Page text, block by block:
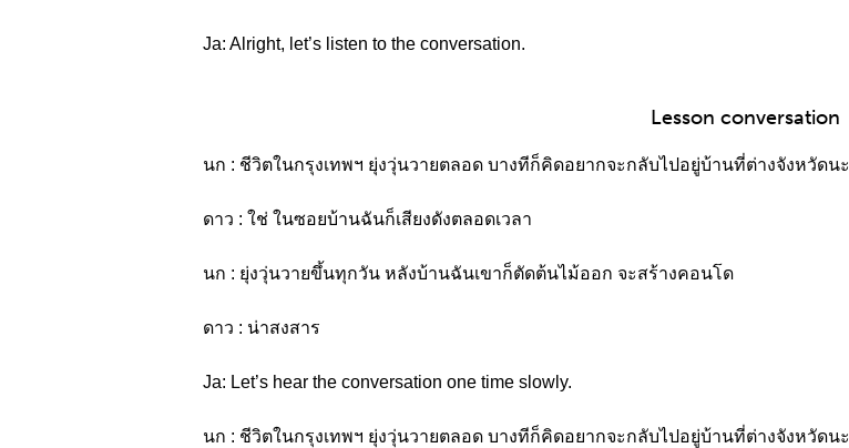
Ja: Alright, let’s listen to the conversation.
Lesson conversation
นก : ชีวิตในกรุงเทพฯ ยุ่งวุ่นวายตลอด บางทีก็คิดอยากจะกลับไปอยู่บ้านที่ต่างจังหวัดนะ
ดาว : ใช่ ในซอยบ้านฉันก็เสียงดังตลอดเวลา
นก : ยุ่งวุ่นวายขึ้นทุกวัน หลังบ้านฉันเขาก็ตัดต้นไม้ออก จะสร้างคอนโด
ดาว : น่าสงสาร
Ja: Let’s hear the conversation one time slowly.
นก : ชีวิตในกรุงเทพฯ ยุ่งวุ่นวายตลอด บางทีก็คิดอยากจะกลับไปอยู่บ้านที่ต่างจังหวัดนะ